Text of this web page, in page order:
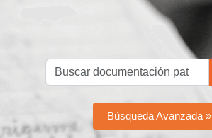
Búsqueda Avanzada »